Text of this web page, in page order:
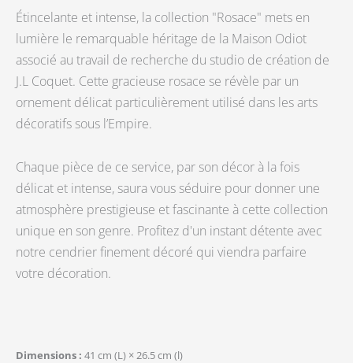
Étincelante et intense, la collection "Rosace" mets en
lumière le remarquable héritage de la Maison Odiot
associé au travail de recherche du studio de création de
J.L Coquet. Cette gracieuse rosace se révèle par un
ornement délicat particulièrement utilisé dans les arts
décoratifs sous l’Empire.
Chaque pièce de ce service, par son décor à la fois
délicat et intense, saura vous séduire pour donner une
atmosphère prestigieuse et fascinante à cette collection
unique en son genre. Profitez d'un instant détente avec
notre cendrier finement décoré qui viendra parfaire
votre décoration.
Dimensions 41 cm (L) × 26.5 cm (l)